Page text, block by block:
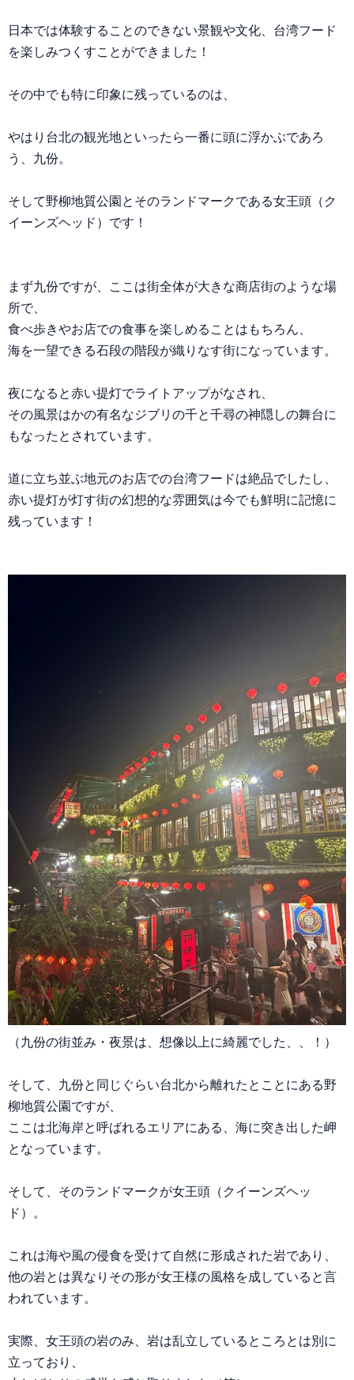
日本では体験することのできない景観や文化、台湾フード
を楽しみつくすことができました！
その中でも特に印象に残っているのは、
やはり台北の観光地といったら一番に頭に浮かぶであろ
う、九份。
そして野柳地質公園とそのランドマークである女王頭（ク
イーンズヘッド）です！
まず九份ですが、ここは街全体が大きな商店街のような場
所で、
食べ歩きやお店での食事を楽しめることはもちろん、
海を一望できる石段の階段が織りなす街になっています。
夜になると赤い提灯でライトアップがなされ、
その風景はかの有名なジブリの千と千尋の神隠しの舞台に
もなったとされています。
道に立ち並ぶ地元のお店での台湾フードは絶品でしたし、
赤い提灯が灯す街の幻想的な雰囲気は今でも鮮明に記憶に
残っています！
（九份の街並み・夜景は、想像以上に綺麗でした、、！）
そして、九份と同じぐらい台北から離れたとことにある野
柳地質公園ですが、
ここは北海岸と呼ばれるエリアにある、海に突き出した岬
となっています。
そして、そのランドマークが女王頭（クイーンズヘッ
ド）。
これは海や風の侵食を受けて自然に形成された岩であり、
他の岩とは異なりその形が女王様の風格を成していると言
われています。
実際、女王頭の岩のみ、岩は乱立しているところとは別に
立っており、